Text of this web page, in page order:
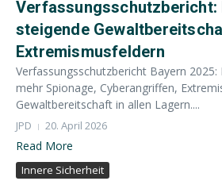
Verfassungsschutzbericht:
steigende
Extremismusfeldern
Verfassungsschutzbericht Bayern
mehr Spionage, Cyberangriffen,
Gewaltbereitschaft in allen Lagern....
JPD 20. April 2026
Read More
Innere Sicherheit